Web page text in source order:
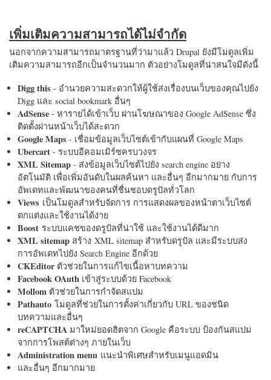
เพิ่มเติมความสามารถได้ไม่จำกัด
นอกจากความสามารถมาตรฐานที่ว่ามาแล้ว Drupal ยังมีโมดูลเพิ่ม
เติมความสามารถอีกเป็นจำนวนมาก ตัวอย่างโมดูลที่น่าสนใจมีดังนี้
Digg this - อำนวยความสะดวกให้ผู้ใช้ส่งเรื่องบนเว็บของคุณไปยัง
Digg และ social bookmark อื่นๆ
AdSense - หารายได้เข้าเว็บ ผ่านโฆษณาของ Google AdSense ซึ่ง
ติดตั้งผ่านหน้าเว็บได้สะดวก
Google Maps - เชื่อมข้อมูลเว็บไซต์เข้ากับแผนที่ Google Maps
Ubercart - ระบบอีคอมเมิร์ซครบวงจร
XML Sitemap - ส่งข้อมูลเว็บไซต์ไปยัง search engine อย่าง
อัตโนมัติ เพื่อเพิ่มอันดับในผลค้นหา และอื่นๆ อีกมากมาย กับการ
อัพเดทและพัฒนาของคนที่ชื่นชอบดรูปัลทั่วโลก
Views เป็นโมดูลสำหรับจัดการ การแสดงผลของหน้าตาเว็บไซต์
ตกแต่งและใช้งานได้ง่าย
Boost ระบบแคชของดรูปัลที่น่าใช้ และใช้งานได้ดีมาก
XML sitemap สร้าง XML sitemap สำหรับดรูปัล และมีระบบส่ง
การอัพเดทไปยัง Search Engine อีกด้วย
CKEditorตัวช่วยในการแก้ไขเนื้อหาบทความ
Facebook OAuth เข้าสู่ระบบด้วย Facebook
Mollom ตัวช่วยในการกำจัดสแปม
Pathauto โมดูลที่ช่วยในการตั้งค่าเกี่ยวกับ URL ของชนิด
บทความและอื่นๆ
reCAPTCHA มาใหม่ยอดฮิตจาก Google คือระบบ ป้องกันสแปม
จากการโพสต์ต่างๆ ภายในเว็บ
Administration menu แนะนำพิเศษสำหรับเมนูแอดมิน
และอื่นๆ อีกมากมาย